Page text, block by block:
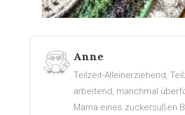
Anne
Teilzeit-Alleinerziehend,
arbeitend, manchmal
Mama eines zuckersüßen